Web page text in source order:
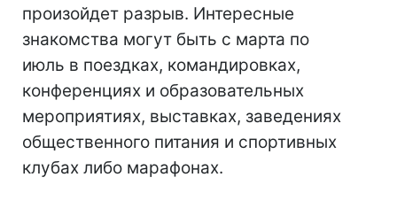
произойдет разрыв. Интересные
знакомства могут быть с марта по
июль в поездках, командировках,
конференциях и образовательных
мероприятиях, выставках, заведениях
общественного питания и спортивных
клубах либо марафонах.